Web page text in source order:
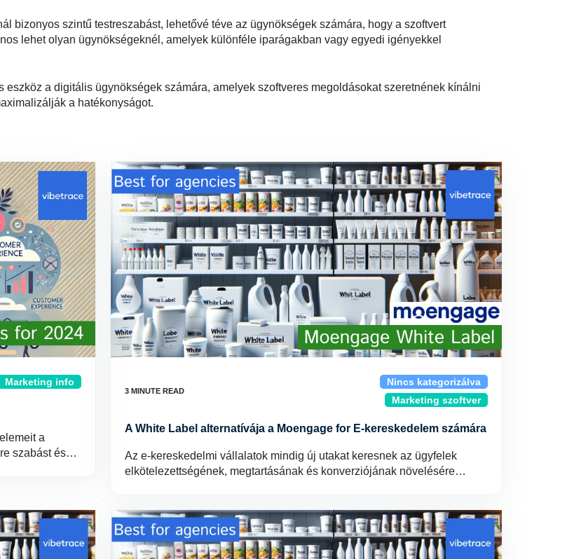
bizonyos szintű testreszabást, lehetővé téve az ügynökségek számára, hogy a szoftvert
lehet olyan ügynökségeknél, amelyek különféle iparágakban vagy egyedi igényekkel
a digitális ügynökségek számára, amelyek szoftveres megoldásokat szeretnének kínálni
a hatékonyságot.
Marketing info
a
szabást és…
Nincs kategorizálva
Marketing szoftver
A White Label alternatívája a Moengage for E-kereskedelem számára
Az e-kereskedelmi vállalatok mindig új utakat keresnek az ügyfelek
elkötelezettségének, megtartásának és konverziójának növelésére…